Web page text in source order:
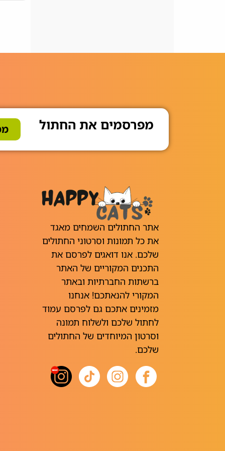
מפרסמים את החתול
אתר החתולים השמחים מאגד
את כל תמונות וסרטוני החתולים
שלכם. אנו דואגים לפרסם את
התכנים המקוריים של האתר
ברשתות החברתיות ובאתר
המקורי להנאתכם! אנחנו
מזמינים אתכם גם לפרסם עמוד
לחתול שלכם ולשלוח תמונה
וסרטון המיוחדים של החתולים
שלכם.